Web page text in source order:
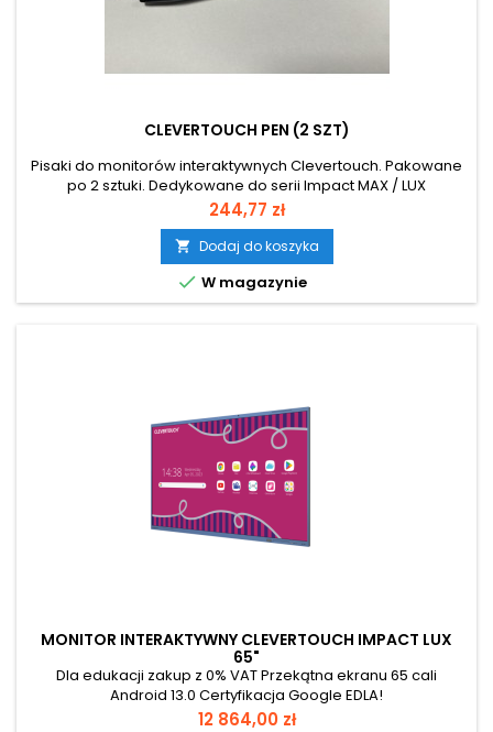
CLEVERTOUCH PEN (2 SZT)
Pisaki do monitorów interaktywnych Clevertouch. Pakowane
po 2 sztuki. Dedykowane do serii Impact MAX / LUX
Cena
244,77 zł
 Dodaj do koszyka
 W magazynie
MONITOR INTERAKTYWNY CLEVERTOUCH IMPACT LUX
65"
Dla edukacji zakup z 0% VAT Przekątna ekranu 65 cali
Android 13.0 Certyfikacja Google EDLA!
Cena
12 864,00 zł